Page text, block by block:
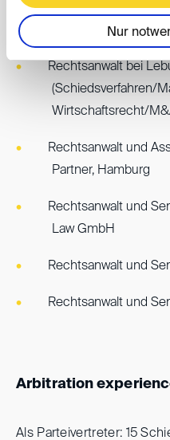
Nur
Rechtsanwalt bei
Frankfurt(M&A/
Rechtsanwalt bei
(Schiedsverfahren/
Wirtschaftsrecht/
Rechtsanwalt und
Partner, Hamburg
Rechtsanwalt und
Law GmbH
Rechtsanwalt und
Rechtsanwalt und
Arbitration
Als Parteivertreter: 15